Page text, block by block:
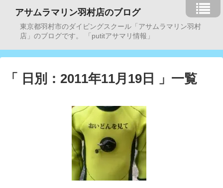
アサムラマリン羽村店のブログ
東京都羽村市のダイビングスクール「アサムラマリン羽村
店」のブログです。 「putitアサマリ情報」
「 日別：2011年11月19日 」一覧